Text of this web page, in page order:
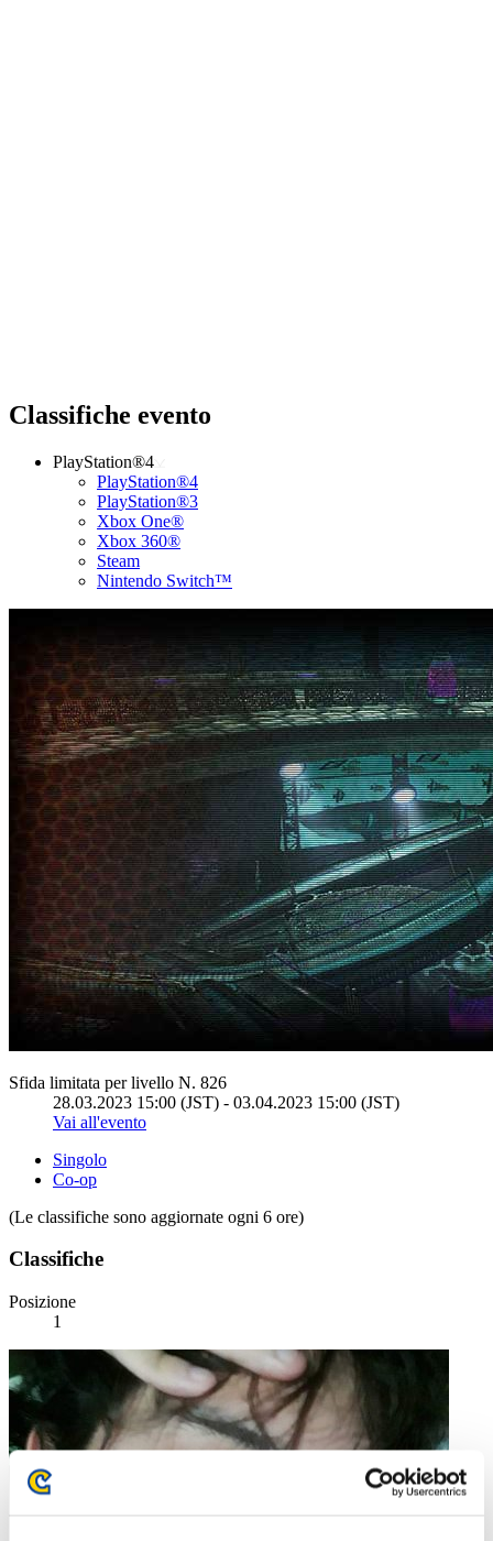
Classifiche evento
PlayStation®4
PlayStation®4
PlayStation®3
Xbox One®
Xbox 360®
Steam
Nintendo Switch™
Sfida limitata per livello N. 826
28.03.2023 15:00 (JST) - 03.04.2023 15:00 (JST)
Vai all'evento
Singolo
Co-op
(Le classifiche sono aggiornate ogni 6 ore)
Classifiche
Posizione
1